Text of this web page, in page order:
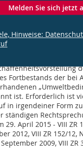
Freiheit der
regelmäßig
entsprechenden
der
für eine
zustande, dass
Fortbestands der bei
ist. Erforderlich ist
in irgendeiner Form
ständigen
29. April 2015 - VIII ZR
2012, VIII ZR 152/12,
2009, VIII ZR
Melden Sie sich jetzt
Hinweise: